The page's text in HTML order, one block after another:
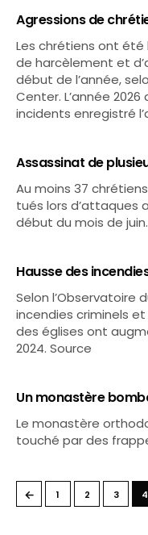
Agressions de
Les chrétiens ont été
de harcèlement et
début de l’année,
Center. L’année
incidents enregistré
Assassinat de
Au moins 37
tués lors d’attaques
début du mois de
Hausse des
Selon l’Observatoire
incendies criminels
des églises ont
2024. Source
Un monastère
Le monastère
touché par des
← 1 2 3 4